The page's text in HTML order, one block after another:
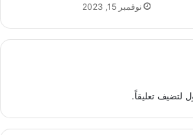
نوفمبر 15, 2023
لتضيف تعليقاً.